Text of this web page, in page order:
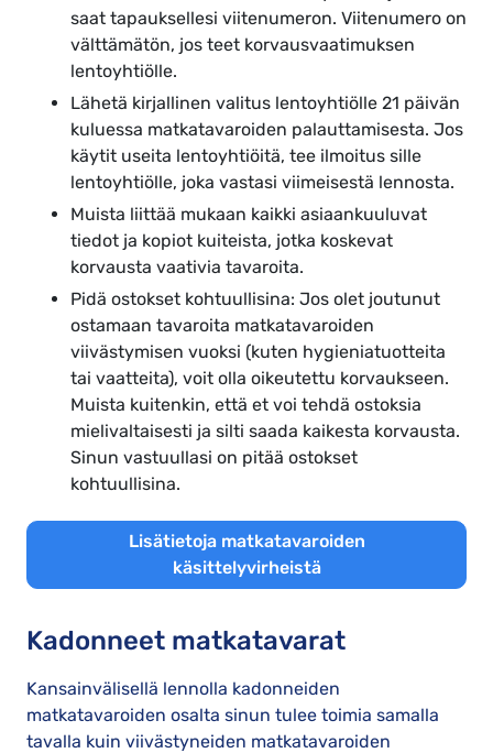
saat tapauksellesi viitenumeron. Viitenumero on
välttämätön, jos teet korvausvaatimuksen
lentoyhtiölle.
Lähetä kirjallinen valitus lentoyhtiölle 21 päivän
kuluessa matkatavaroiden palauttamisesta. Jos
käytit useita lentoyhtiöitä, tee ilmoitus sille
lentoyhtiölle, joka vastasi viimeisestä lennosta.
Muista liittää mukaan kaikki asiaankuuluvat
tiedot ja kopiot kuiteista, jotka koskevat
korvausta vaativia tavaroita.
Pidä ostokset kohtuullisina: Jos olet joutunut
ostamaan tavaroita matkatavaroiden
viivästymisen vuoksi (kuten hygieniatuotteita
tai vaatteita), voit olla oikeutettu korvaukseen.
Muista kuitenkin, että et voi tehdä ostoksia
mielivaltaisesti ja silti saada kaikesta korvausta.
Sinun vastuullasi on pitää ostokset
kohtuullisina.
Lisätietoja matkatavaroiden
käsittelyvirheistä
Kadonneet matkatavarat
Kansainvälisellä lennolla kadonneiden
matkatavaroiden osalta sinun tulee toimia samalla
tavalla kuin viivästyneiden matkatavaroiden